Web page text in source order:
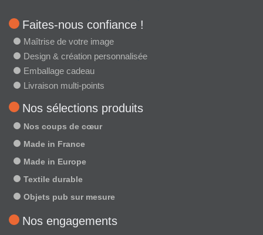
Faites-nous confiance !
Maîtrise de votre image
Design & création personnalisée
Emballage cadeau
Livraison multi-points
Nos sélections produits
Nos coups de cœur
Made in France
Made in Europe
Textile durable
Objets pub sur mesure
Nos engagements